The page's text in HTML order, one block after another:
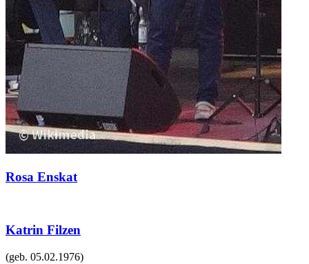
Rosa Enskat
Katrin Filzen
(geb. 05.02.1976)